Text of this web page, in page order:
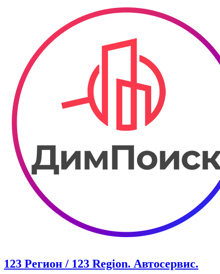
123 Регион / 123 Region. Автосервис.